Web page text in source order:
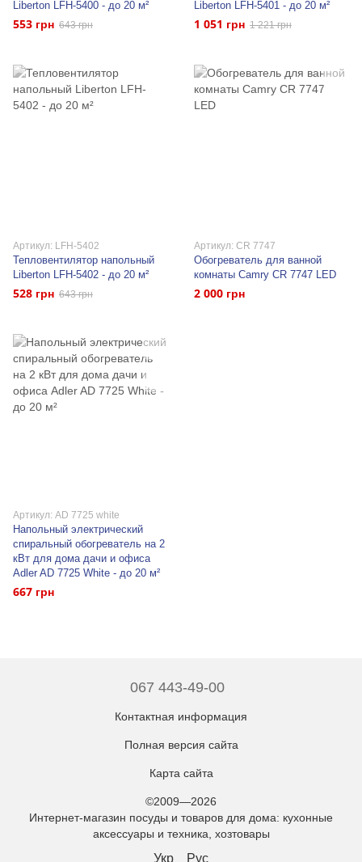
Liberton LFH-5400 - до 20 м²
553 грн 643 грн
Liberton LFH-5401 - до 20 м²
1 051 грн 1 221 грн
Артикул: LFH-5402
Тепловентилятор напольный
Liberton LFH-5402 - до 20 м²
528 грн 643 грн
Артикул: CR 7747
Обогреватель для ванной
комнаты Camry CR 7747 LED
2 000 грн
Артикул: AD 7725 white
Напольный электрический
спиральный обогреватель на 2
кВт для дома дачи и офиса
Adler AD 7725 White - до 20 м²
667 грн
067 443-49-00
Контактная информация
Полная версия сайта
Карта сайта
©2009—2026
Интернет-магазин посуды и товаров для дома: кухонные
аксессуары и техника, хозтовары
Укр Рус